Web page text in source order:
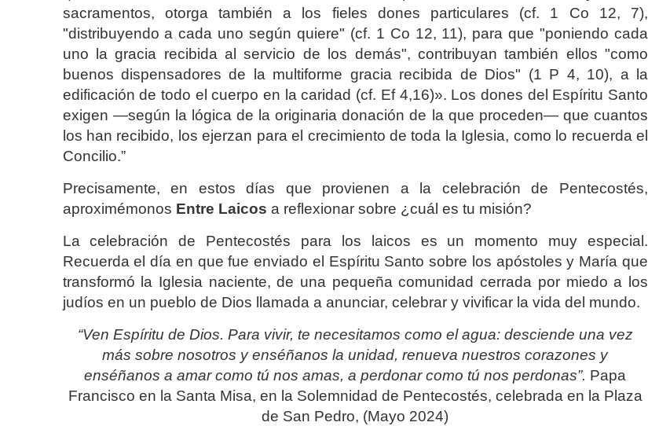
sacramentos, otorga también a los fieles dones particulares (cf. 1 Co 12, 7),
"distribuyendo a cada uno según quiere" (cf. 1 Co 12, 11), para que "poniendo cada
uno la gracia recibida al servicio de los demás", contribuyan también ellos "como
buenos dispensadores de la multiforme gracia recibida de Dios" (1 P 4, 10), a la
edificación de todo el cuerpo en la caridad (cf. Ef 4,16)». Los dones del Espíritu Santo
exigen —según la lógica de la originaria donación de la que proceden— que cuantos
los han recibido, los ejerzan para el crecimiento de toda la Iglesia, como lo recuerda el
Concilio.”
Precisamente, en estos días que provienen a la celebración de Pentecostés,
aproximémonos Entre Laicos a reflexionar sobre ¿cuál es tu misión?
La celebración de Pentecostés para los laicos es un momento muy especial.
Recuerda el día en que fue enviado el Espíritu Santo sobre los apóstoles y María que
transformó la Iglesia naciente, de una pequeña comunidad cerrada por miedo a los
judíos en un pueblo de Dios llamada a anunciar, celebrar y vivificar la vida del mundo.
“Ven Espíritu de Dios. Para vivir, te necesitamos como el agua: desciende una vez
más sobre nosotros y enséñanos la unidad, renueva nuestros corazones y
enséñanos a amar como tú nos amas, a perdonar como tú nos perdonas”. Papa
Francisco en la Santa Misa, en la Solemnidad de Pentecostés, celebrada en la Plaza
de San Pedro, (Mayo 2024)